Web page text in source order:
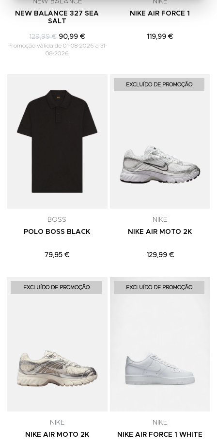
NEW BALANCE
NEW BALANCE 327 SEA
SALT
129,99 € 90,99 €
Promoção válida de 01-08-2026 a 31-
08-2026
NIKE
NIKE AIR FORCE 1
119,99 €
Adicionar aos Favoritos
BOSS
POLO BOSS BLACK
79,95 €
EXCLUÍDO DE PROMOÇÃO
NIKE
NIKE AIR MOTO 2K
129,99 €
EXCLUÍDO DE PROMOÇÃO Adicionar aos Favoritos
NIKE
NIKE AIR MOTO 2K
EXCLUÍDO DE PROMOÇÃO
NIKE
NIKE AIR FORCE 1 WHITE